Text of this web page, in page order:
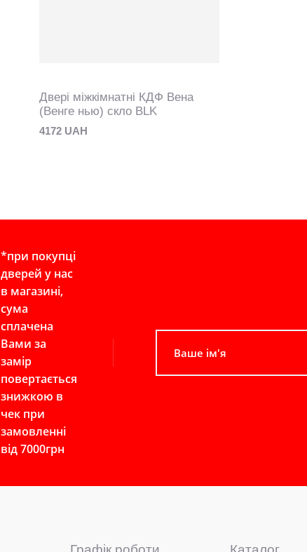
Двері міжкімнатні КДФ Вена
(Венге нью) скло BLK
4172 UAH
*при покупці
дверей у нас
в магазині,
сума
сплачена
Вами за
замір
повертається
знижкою в
чек при
замовленні
від 7000грн